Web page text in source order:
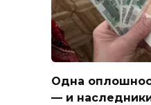
Одна
— и